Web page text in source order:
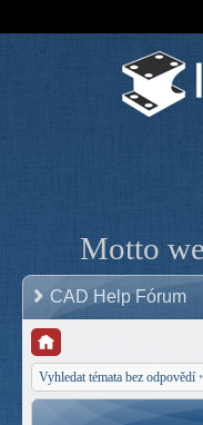
Motto
CAD Help Fórum
Vyhledat témata bez odpovědí •